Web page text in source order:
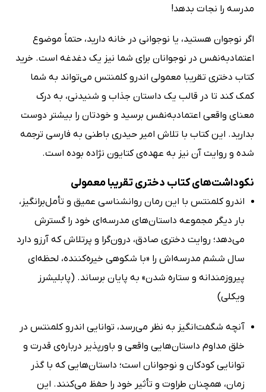
مدرسه را نجات بدهد!
اگر نوجوان هستید، یا نوجوانی در خانه دارید، حتماً موضوع
اعتمادبه‌نفس در نوجوانان برای شما نیز یک دغدغه است. خرید
کتاب دختری تقریبا معمولی اندرو کلمنتس می‌تواند به شما
کمک کند تا در قالب یک داستان جذاب و شنیدنی، به درک
معنای واقعی اعتمادبه‌نفس برسید و خودتان را بیشتر دوست
بدارید. این کتاب با تلاش امیر حیدری باطنی به فارسی ترجمه
شده و روایت آن نیز به عهده‌ی کتایون نژاده بوده است.
نکوداشت‌های کتاب دختری تقریبا معمولی
اندرو کلمنتس با این رمان روانشناسی عمیق و تأمل‌برانگیز،
بار دیگر مجموعه داستان‌های مدرسه‌ای خود را گسترش
می‌دهد؛ روایت دختری صادق، درون‌گرا و پرتلاش که آرزو دارد
سال ششم مدرسه‌اش را «با شکوهی خیره‌کننده، لحظه‌ای
پیروزمندانه و ستاره شدن» به پایان برساند. (پابلیشرز
ویکلی)
آنچه شگفت‌انگیز به نظر می‌رسد، توانایی اندرو کلمنتس در
خلق مداوم داستان‌هایی واقعی و باورپذیر درباره‌ی قدرت و
توانایی کودکان و نوجوانان است؛ داستان‌هایی که با گذر
زمان، همچنان طراوت و تأثیر خود را حفظ می‌کنند. این